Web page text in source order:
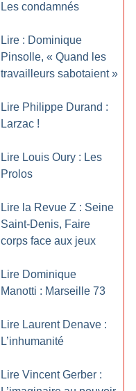
Les condamnés
Lire : Dominique
Pinsolle, « Quand les
travailleurs sabotaient »
Lire Philippe Durand :
Larzac !
Lire Louis Oury : Les
Prolos
Lire la Revue Z : Seine
Saint-Denis, Faire
corps face aux jeux
Lire Dominique
Manotti : Marseille 73
Lire Laurent Denave :
L’inhumanité
Lire Vincent Gerber :